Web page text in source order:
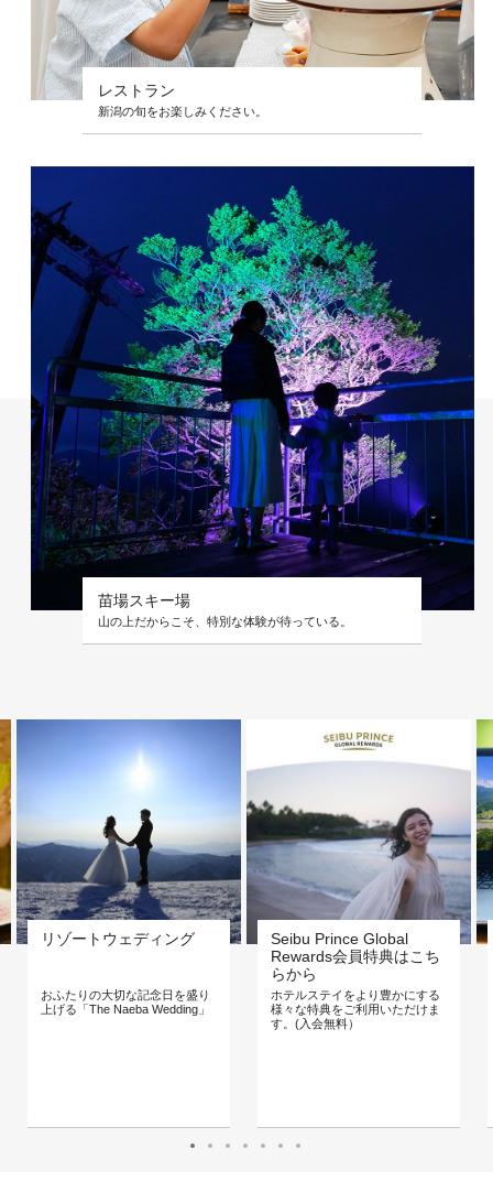
レストラン
新潟の旬をお楽しみください。
苗場スキー場
山の上だからこそ、特別な体験が待っている。
リゾートウェディング
おふたりの大切な記念日を盛り
上げる「The Naeba Wedding」
Seibu Prince Global
Rewards会員特典はこち
らから
ホテルステイをより豊かにする
様々な特典をご利用いただけま
す。(入会無料）